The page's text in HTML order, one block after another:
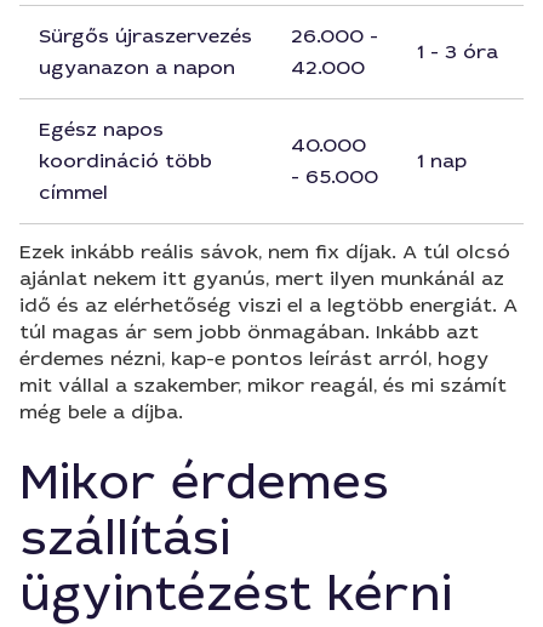
Sürgős újraszervezés
ugyanazon a napon
26.000 -
42.000
1 - 3 óra
Egész napos
koordináció több
címmel
40.000
- 65.000
1 nap
Ezek inkább reális sávok, nem fix díjak. A túl olcsó
ajánlat nekem itt gyanús, mert ilyen munkánál az
idő és az elérhetőség viszi el a legtöbb energiát. A
túl magas ár sem jobb önmagában. Inkább azt
érdemes nézni, kap-e pontos leírást arról, hogy
mit vállal a szakember, mikor reagál, és mi számít
még bele a díjba.
Mikor érdemes
szállítási
ügyintézést kérni